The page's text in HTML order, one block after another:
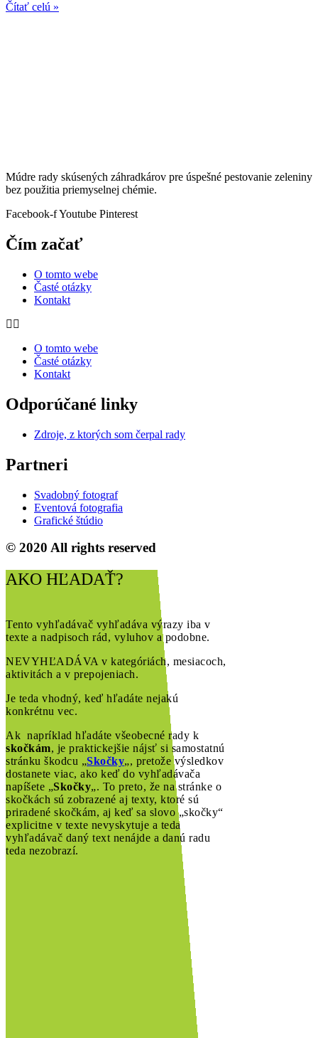
Čítať celú »
Múdre rady skúsených záhradkárov pre úspešné pestovanie zeleniny
bez použitia priemyselnej chémie.
Facebook-fYoutube Pinterest
Čím začať
O tomto webe
Časté otázky
Kontakt
O tomto webe
Časté otázky
Kontakt
Odporúčané linky
Zdroje, z ktorých som čerpal rady
Partneri
Svadobný fotograf
Eventová fotografia
Grafické štúdio
© 2020 All rights reserved
AKO HĽADAŤ?
Tento vyhľadávač vyhľadáva výrazy iba v
texte a nadpisoch rád, vyluhov a podobne.
NEVYHĽADÁVA v kategóriách, mesiacoch,
aktivitách a v prepojeniach.
Je teda vhodný, keď hľadáte nejakú
konkrétnu vec.
Ak napríklad hľadáte všeobecné rady k
skočkám, je praktickejšie nájsť si samostatnú
stránku škodcu „Skočky„, pretože výsledkov
dostanete viac, ako keď do vyhľadávača
napíšete „Skočky„. To preto, že na stránke o
skočkách sú zobrazené aj texty, ktoré sú
priradené skočkám, aj keď sa slovo „skočky“
explicitne v texte nevyskytuje a teda
vyhľadávač daný text nenájde a danú radu
teda nezobrazí.